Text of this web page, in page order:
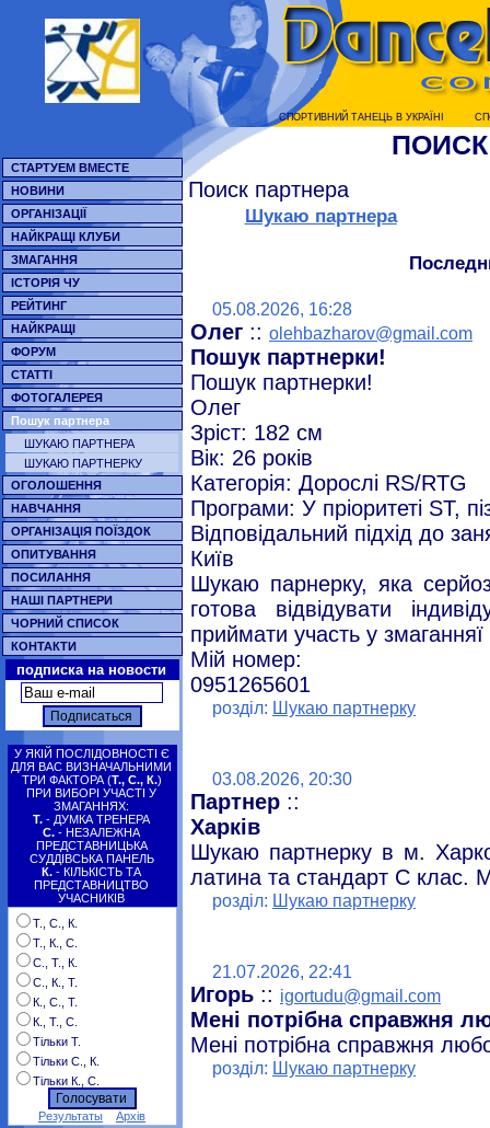
СТАРТУЕМ ВМЕСТЕ
НОВИНИ
ОРГАНІЗАЦІЇ
НАЙКРАЩІ КЛУБИ
ЗМАГАННЯ
ІСТОРІЯ ЧУ
РЕЙТИНГ
НАЙКРАЩІ
ФОРУМ
СТАТТІ
ФОТОГАЛЕРЕЯ
Пошук партнера
ШУКАЮ ПАРТНЕРА
ШУКАЮ ПАРТНЕРКУ
ОГОЛОШЕННЯ
НАВЧАННЯ
ОРГАНІЗАЦІЯ ПОЇЗДОК
ОПИТУВАННЯ
ПОСИЛАННЯ
НАШІ ПАРТНЕРИ
ЧОРНИЙ СПИСОК
КОНТАКТИ
подписка на новости
У ЯКІЙ ПОСЛІДОВНОСТІ Є
ДЛЯ ВАС ВИЗНАЧАЛЬНИМИ
ТРИ ФАКТОРА (Т., С., К.)
ПРИ ВИБОРІ УЧАСТІ У
ЗМАГАННЯХ:
Т. - ДУМКА ТРЕНЕРА
С. - НЕЗАЛЕЖНА
ПРЕДСТАВНИЦЬКА
СУДДІВСЬКА ПАНЕЛЬ
К. - КІЛЬКІСТЬ ТА
ПРЕДСТАВНИЦТВО
УЧАСНИКІВ
Т., С., К.
Т., К., С.
С., Т., К.
С., К., Т.
К., С., Т.
К., Т., С.
Тільки Т.
Тільки С., К.
Тільки К., С.
Результаты Архів
СПОРТИВНИЙ ТАНЕЦЬ В УКРАЇНI
Поиск партнера
Шукаю партнера
05.08.2026, 16:28
Олег :: olehbazharov@gmail.com
Пошук партнерки!
Пошук партнерки!
Олег
Зріст: 182 см
Вік: 26 років
Категорія: Дорослі RS/RTG
Програми: У пріоритеті ST,
Відповідальний підхід до
Київ
Шукаю парнерку, яка
готова відвідувати
приймати участь у
Мій номер:
0951265601
розділ: Шукаю партнерку
03.08.2026, 20:30
Партнер ::
Харків
Шукаю партнерку в м.
латина та стандарт С клас.
розділ: Шукаю партнерку
21.07.2026, 22:41
Игорь :: igortudu@gmail.com
Мені потрібна справжня
Мені потрібна справжня
розділ: Шукаю партнерку